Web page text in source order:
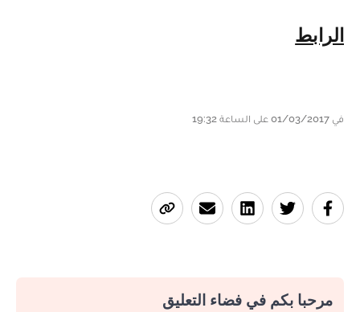
الرابط
في 01/03/2017 على الساعة 19:32
مرحبا بكم في فضاء التعليق